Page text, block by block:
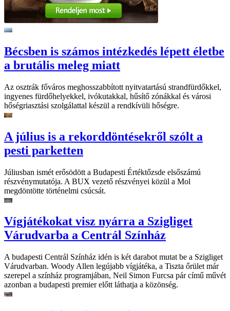
Bécsben is számos intézkedés lépett életbe
a brutális meleg miatt
Az osztrák főváros meghosszabbított nyitvatartású strandfürdőkkel,
ingyenes fürdőhelyekkel, ivókutakkal, hűsítő zónákkal és városi
hőségriasztási szolgálattal készül a rendkívüli hőségre.
A július is a rekorddöntésekről szólt a
pesti parketten
Júliusban ismét erősödött a Budapesti Értéktőzsde elsőszámú
részvénymutatója. A BUX vezető részvényei közül a Mol
megdöntötte történelmi csúcsát.
Vígjátékokat visz nyárra a Szigliget
Várudvarba a Centrál Színház
A budapesti Centrál Színház idén is két darabot mutat be a Szigliget
Várudvarban. Woody Allen legújabb vígjátéka, a Tiszta őrület már
szerepel a színház programjában, Neil Simon Furcsa pár című művét
azonban a budapesti premier előtt láthatja a közönség.